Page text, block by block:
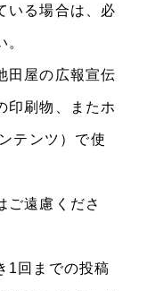
いる場合は、必
田屋の広報宣伝
印刷物、またホ
テンツ）で使
ご遠慮くださ
1回までの投稿